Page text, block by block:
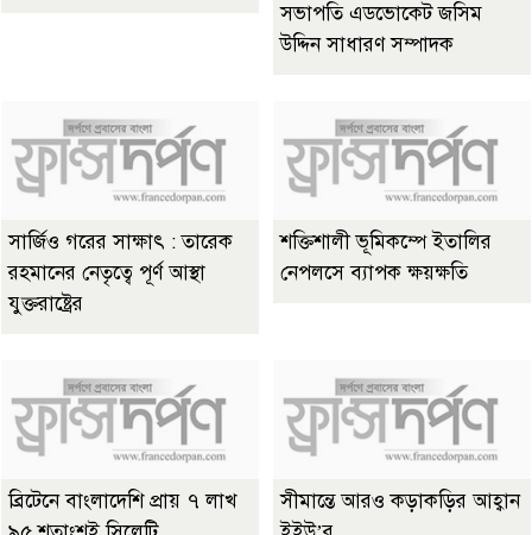
সভাপতি এডভোকেট জসিম
উদ্দিন সাধারণ সম্পাদক
সার্জিও গরের সাক্ষাৎ : তারেক
রহমানের নেতৃত্বে পূর্ণ আস্থা
যুক্তরাষ্ট্রের
শক্তিশালী ভূমিকম্পে ইতালির
নেপলসে ব্যাপক ক্ষয়ক্ষতি
ব্রিটেনে বাংলাদেশি প্রায় ৭ লাখ
সীমান্তে আরও কড়াকড়ির আহ্বান